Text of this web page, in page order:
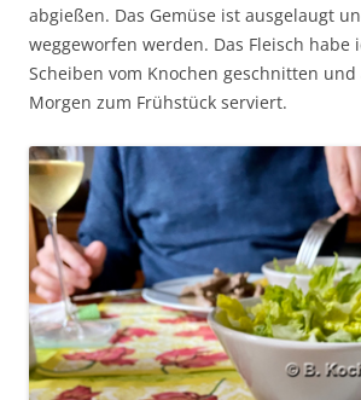
abgießen. Das Gemüse ist ausgelaugt
weggeworfen werden. Das Fleisch habe
Scheiben vom Knochen geschnitten
Morgen zum Frühstück serviert.